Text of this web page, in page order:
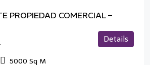
PROPIEDAD COMERCIAL –
5000 Sq M
Details